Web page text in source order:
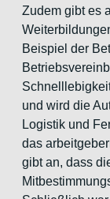
Zudem gibt es
Beispiel der
und wird die
Logistik und
das
gibt an, dass